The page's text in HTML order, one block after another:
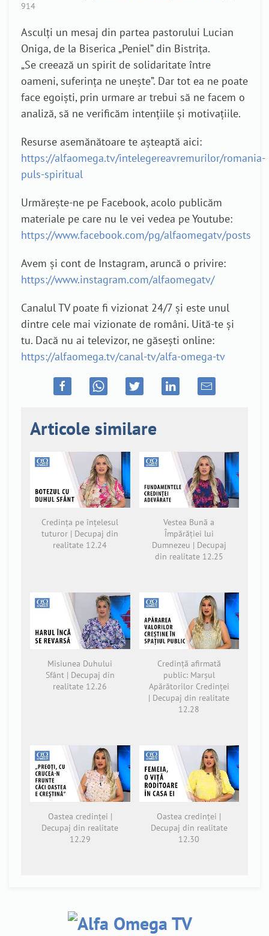
914
Asculți un mesaj din partea pastorului Lucian
Oniga, de la Biserica „Peniel” din Bistrița.
„Se creează un spirit de solidaritate între
oameni, suferința ne unește”. Dar tot ea ne poate
face egoiști, prin urmare ar trebui să ne facem o
analiză, să ne verificăm intențiile și motivațiile.
Resurse asemănătoare te așteaptă aici:
https://alfaomega.tv/intelegereavremurilor/romania-
puls-spiritual
Urmărește-ne pe Facebook, acolo publicăm
materiale pe care nu le vei vedea pe Youtube:
https://www.facebook.com/pg/alfaomegatv/posts
Avem și cont de Instagram, aruncă o privire:
https://www.instagram.com/alfaomegatv/
Canalul TV poate fi vizionat 24/7 și este unul
dintre cele mai vizionate de români. Uită-te și
tu. Dacă nu ai televizor, ne găsești online:
https://alfaomega.tv/canal-tv/alfa-omega-tv
Articole similare
Credința pe înțelesul
tuturor | Decupaj din
realitate 12.24
Vestea Bună a
Împărăției lui
Dumnezeu | Decupaj
din realitate 12.25
Misiunea Duhului
Sfânt | Decupaj din
realitate 12.26
Credință afirmată
public: Marșul
Apărătorilor Credinței
| Decupaj din realitate
12.28
Oastea credinței |
Decupaj din realitate
12.29
Oastea credinței |
Decupaj din realitate
12.30